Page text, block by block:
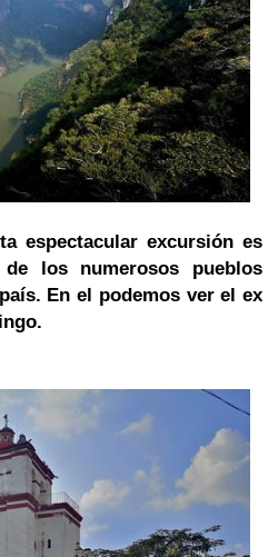
espectacular excursión es
los numerosos pueblos
En el podemos ver el ex